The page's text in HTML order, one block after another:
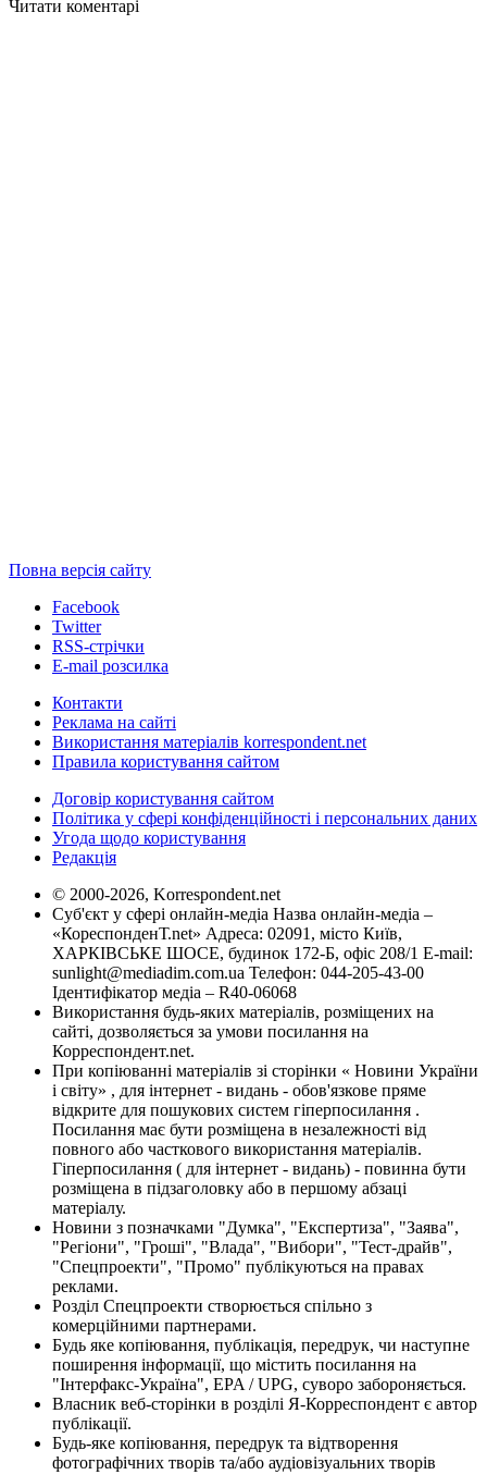
Читати коментарі
Повна версія сайту
Facebook
Twitter
RSS-стрічки
E-mail розсилка
Контакти
Реклама на сайті
Використання матеріалів korrespondent.net
Правила користування сайтом
Договір користування сайтом
Політика у сфері конфіденційності і персональних даних
Угода щодо користування
Редакція
© 2000-2026, Korrespondent.net
Суб'єкт у сфері онлайн-медіа Назва онлайн-медіа –
«КореспонденТ.net» Адреса: 02091, місто Київ,
ХАРКІВСЬКЕ ШОСЕ, будинок 172-Б, офіс 208/1 E-mail:
sunlight@mediadim.com.ua Телефон: 044-205-43-00
Ідентифікатор медіа – R40-06068
Використання будь-яких матеріалів, розміщених на
сайті, дозволяється за умови посилання на
Корреспондент.net.
При копіюванні матеріалів зі сторінки « Новини України
і світу» , для інтернет - видань - обов'язкове пряме
відкрите для пошукових систем гіперпосилання .
Посилання має бути розміщена в незалежності від
повного або часткового використання матеріалів.
Гіперпосилання ( для інтернет - видань) - повинна бути
розміщена в підзаголовку або в першому абзаці
матеріалу.
Новини з позначками "Думка", "Експертиза", "Заява",
"Регіони", "Гроші", "Влада", "Вибори", "Тест-драйв",
"Спецпроекти", "Промо" публікуються на правах
реклами.
Розділ Спецпроекти створюється спільно з
комерційними партнерами.
Будь яке копіювання, публікація, передрук, чи наступне
поширення інформації, що містить посилання на
"Інтерфакс-Україна", EPA / UPG, суворо забороняється.
Власник веб-сторінки в розділі Я-Корреспондент є автор
публікації.
Будь-яке копіювання, передрук та відтворення
фотографічних творів та/або аудіовізуальних творів